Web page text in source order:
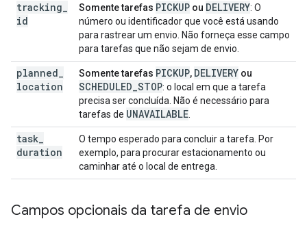
tracking
id
Somente tarefas PICKUP ou DELIVERY: O
número ou identificador que você está usando
para rastrear um envio. Não forneça esse campo
para tarefas que não sejam de envio.
planned
location
Somente tarefas PICKUP, DELIVERY ou
SCHEDULED_STOP: o local em que a tarefa
precisa ser concluída. Não é necessário para
tarefas de UNAVAILABLE
task
duration
O tempo esperado para concluir a tarefa. Por
exemplo, para procurar estacionamento ou
caminhar até o local de entrega.
Campos opcionais da tarefa de envio